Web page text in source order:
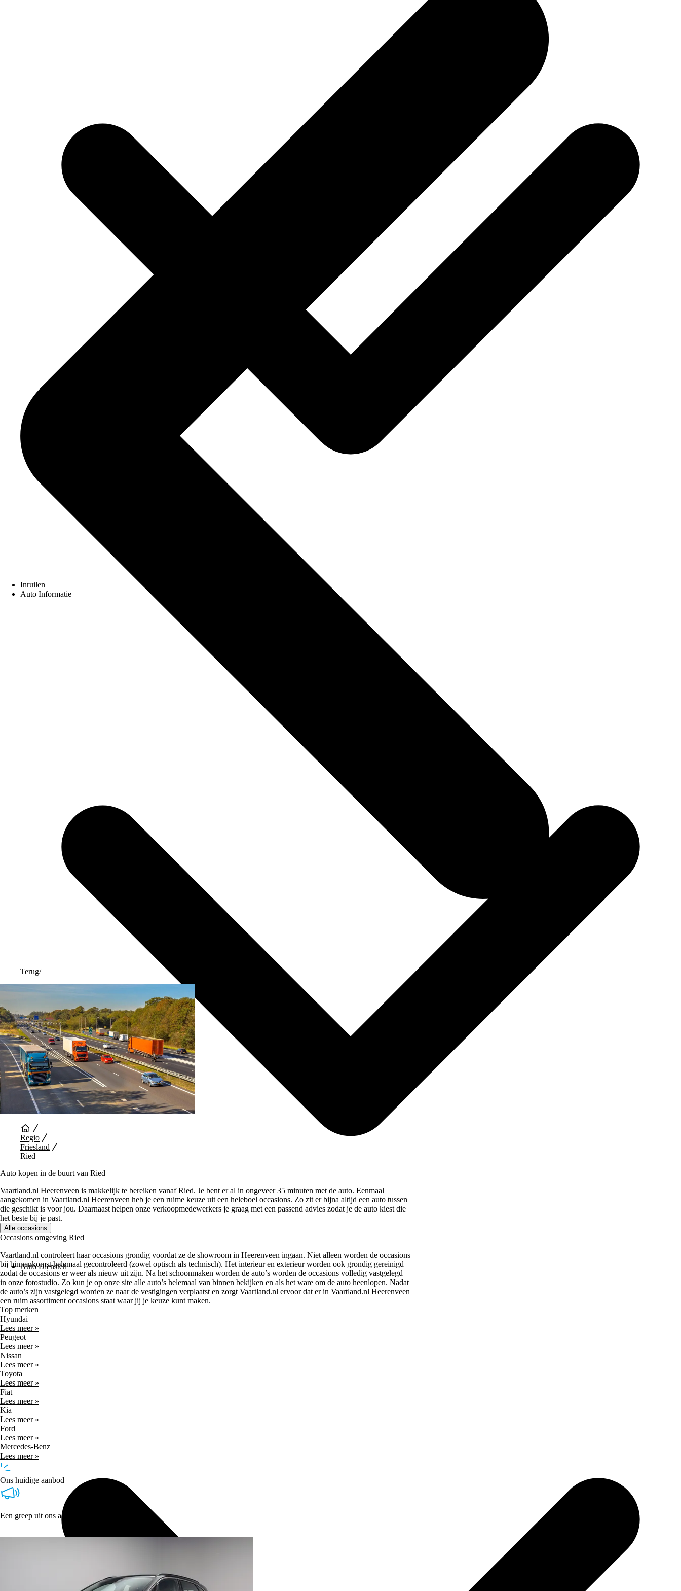
Inruilen
Auto Informatie
Auto Diensten
Terug/
Regio
Friesland
Ried
Auto kopen in de buurt van Ried
Vaartland.nl Heerenveen is makkelijk te bereiken vanaf Ried. Je bent er al in ongeveer 35 minuten met de auto. Eenmaal
aangekomen in Vaartland.nl Heerenveen heb je een ruime keuze uit een heleboel occasions. Zo zit er bijna altijd een auto tussen
die geschikt is voor jou. Daarnaast helpen onze verkoopmedewerkers je graag met een passend advies zodat je de auto kiest die
het beste bij je past.
Alle occasions
Occasions omgeving Ried
Vaartland.nl controleert haar occasions grondig voordat ze de showroom in Heerenveen ingaan. Niet alleen worden de occasions
bij binnenkomst helemaal gecontroleerd (zowel optisch als technisch). Het interieur en exterieur worden ook grondig gereinigd
zodat de occasions er weer als nieuw uit zijn. Na het schoonmaken worden de auto’s worden de occasions volledig vastgelegd
in onze fotostudio. Zo kun je op onze site alle auto’s helemaal van binnen bekijken en als het ware om de auto heenlopen. Nadat
de auto’s zijn vastgelegd worden ze naar de vestigingen verplaatst en zorgt Vaartland.nl ervoor dat er in Vaartland.nl Heerenveen
een ruim assortiment occasions staat waar jij je keuze kunt maken.
Top merken
Hyundai
Lees meer »
Peugeot
Lees meer »
Nissan
Lees meer »
Toyota
Lees meer »
Fiat
Lees meer »
Kia
Lees meer »
Ford
Lees meer »
Mercedes-Benz
Lees meer »
Ons huidige aanbod
Een greep uit ons aanbod